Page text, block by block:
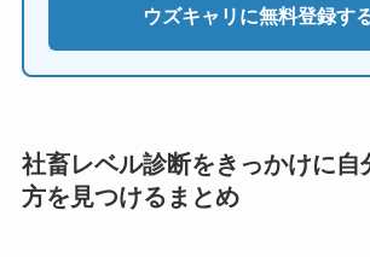
ウズキャリに無料登録す
社畜レベル診断をきっかけに自
方を見つけるまとめ